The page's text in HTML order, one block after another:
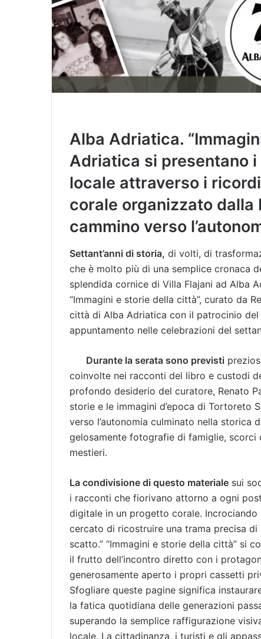
Alba Adriatica.
Adriatica si presentano
locale attraverso i
corale organizzato dalla
cammino verso
Settant’anni di storia, di volti, di
che è molto più di una semplice cronaca
splendida cornice di Villa Flajani ad Alba
“Immagini e storie della città”, curato da
città di Alba Adriatica con il patrocinio
appuntamento nelle celebrazioni del
Durante la serata sono previsti
coinvolte nei racconti del libro e custodi
profondo desiderio del curatore, Renato
storie e le immagini d’epoca di Tortoreto
verso l’autonomia culminato nella storica
gelosamente fotografie di famiglie,
mestieri.
La condivisione di questo materiale sui
i racconti che fiorivano attorno a ogni
digitale in un progetto corale.
cercato di ricostruire una trama precisa
scatto.” “Immagini e storie della città” si
il frutto dell’incontro diretto con i
generosamente aperto i propri cassetti
Sfogliare queste pagine significa
la fatica quotidiana delle generazioni
superando la semplice raffigurazione
locale. La cittadinanza, i turisti e gli